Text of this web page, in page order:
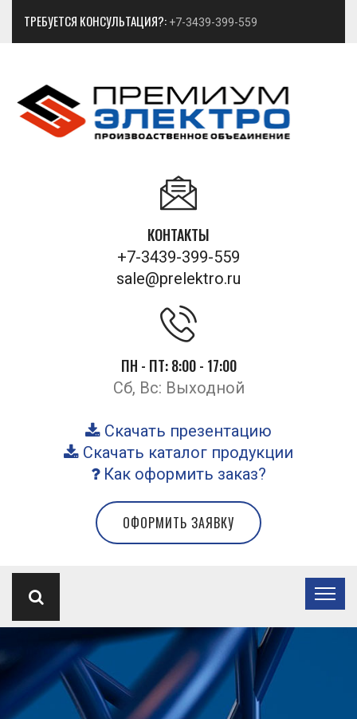
ТРЕБУЕТСЯ КОНСУЛЬТАЦИЯ?: +7-3439-399-559
КОНТАКТЫ
+7-3439-399-559
sale@prelektro.ru
ПН - ПТ: 8:00 - 17:00
Сб, Вс: Выходной
Скачать презентацию
Скачать каталог продукции
Как оформить заказ?
ОФОРМИТЬ ЗАЯВКУ